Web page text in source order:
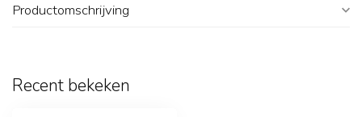
Productomschrijving
Recent bekeken